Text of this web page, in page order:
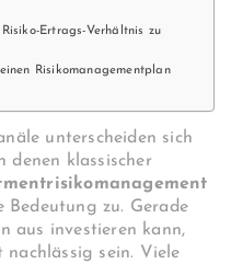
Ertrags-Verhältnis zu
Risikomanagementplan
unterscheiden sich
denen klassischer
Bedeutung zu. Gerade
aus investieren kann,
sein. Viele